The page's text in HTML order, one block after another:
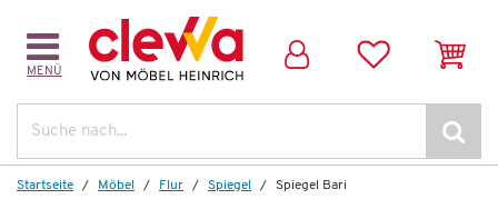
MENÜ
Startseite Möbel Flur Spiegel Spiegel Bari
Weitere Artikel aus der Serie